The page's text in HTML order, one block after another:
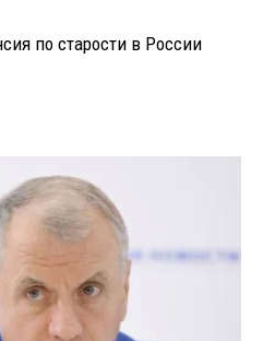
по старости в России